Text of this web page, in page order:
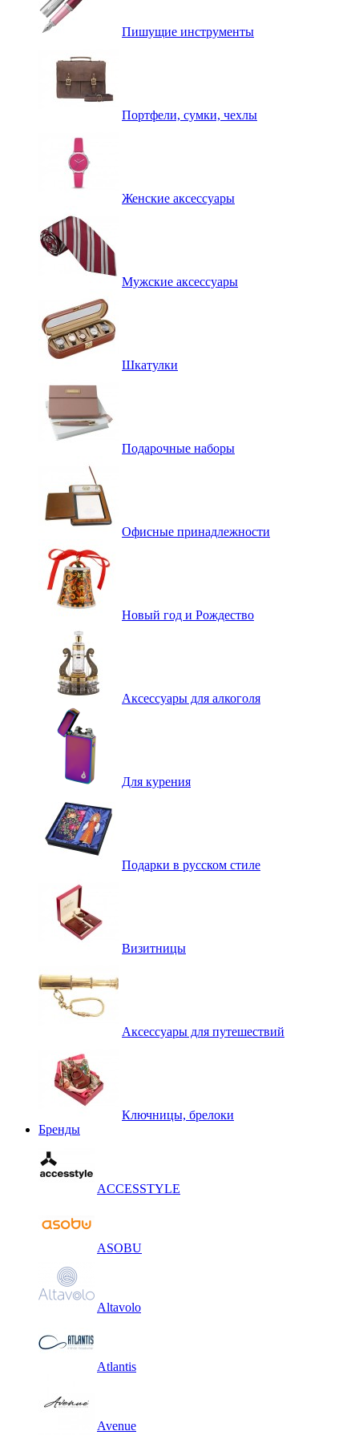
Пишущие инструменты
Портфели, сумки, чехлы
Женские аксессуары
Мужские аксессуары
Шкатулки
Подарочные наборы
Офисные принадлежности
Новый год и Рождество
Аксессуары для алкоголя
Для курения
Подарки в русском стиле
Визитницы
Аксессуары для путешествий
Ключницы, брелоки
Бренды
ACCESSTYLE
ASOBU
Altavolo
Atlantis
Avenue